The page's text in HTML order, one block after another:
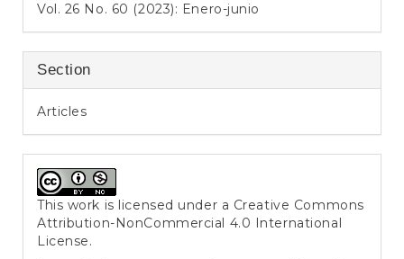
Vol. 26 No. 60 (2023): Enero-junio
Section
Articles
This work is licensed under a Creative Commons
Attribution-NonCommercial 4.0 International
License.